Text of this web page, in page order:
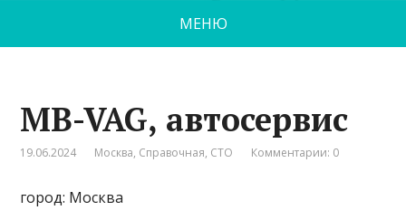
МЕНЮ
MB-VAG, автосервис
19.06.2024 Москва, Справочная, СТО Комментарии: 0
город: Москва